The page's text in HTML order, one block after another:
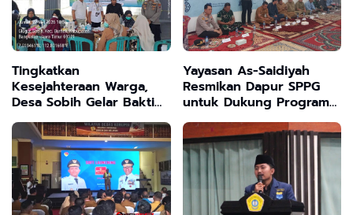
Tingkatkan
Kesejahteraan Warga,
Desa Sobih Gelar Bakti
Sosial Pemeriksaan
Kesehatan Gratis
Yayasan As-Saidiyah
Resmikan Dapur SPPG
untuk Dukung Program
Makan Bergizi Gratis di
Bangkalan